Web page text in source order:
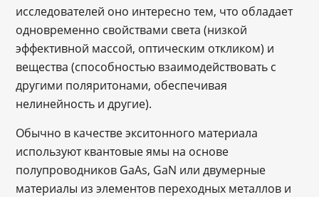
исследователей оно интересно тем, что обладает
одновременно свойствами света (низкой
эффективной массой, оптическим откликом) и
вещества (способностью взаимодействовать с
другими поляритонами, обеспечивая
нелинейность и другие).
Обычно в качестве экситонного материала
используют квантовые ямы на основе
полупроводников GaAs, GaN или двумерные
материалы из элементов переходных металлов и